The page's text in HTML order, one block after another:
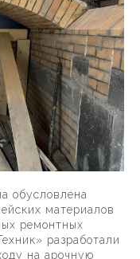
обусловлена
материалов
ремонтных
разработали
на арочную